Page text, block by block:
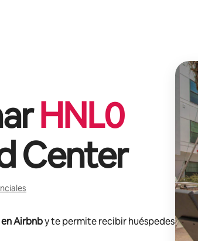
HNL0
Center
Airbnby te permite recibir huéspedes